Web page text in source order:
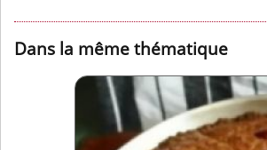
Dans la même thématique